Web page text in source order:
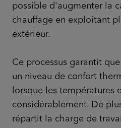
possible d'augmenter la
chauffage en exploitant
extérieur.
Ce processus garantit
un niveau de confort
lorsque les températures
considérablement. De
répartit la charge de